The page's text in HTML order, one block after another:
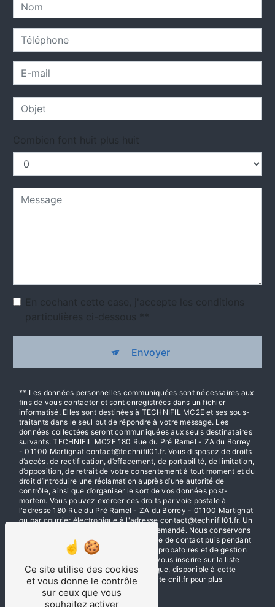
Envoyer
** Les données personnelles communiquées sont nécessaires aux
fins de vous contacter et sont enregistrées dans un fichier
informatisé. Elles sont destinées à TECHNIFIL MC2E et ses sous-
traitants dans le seul but de répondre à votre message. Les
données collectées seront communiquées aux seuls destinataires
suivants: TECHNIFIL MC2E 180 Rue du Pré Ramel - ZA du Borrey
- 01100 Martignat contact@technifil01.fr. Vous disposez de droits
d’accès, de rectification, d’effacement, de portabilité, de limitation,
d’opposition, de retrait de votre consentement à tout moment et du
droit d’introduire une réclamation auprès d’une autorité de
contrôle, ainsi que d’organiser le sort de vos données post-
mortem. Vous pouvez exercer ces droits par voie postale à
l'adresse 180 Rue du Pré Ramel - ZA du Borrey - 01100 Martignat
ou par courrier électronique à l'adresse contact@technifil01.fr. Un
justificatif d'identité pourra vous être demandé. Nous conservons
vos données pendant la période de prise de contact puis pendant
la durée de prescription légale aux fins probatoires et de gestion
des contentieux. Vous avez le droit de vous inscrire sur la liste
d'opposition au démarchage téléphonique, disponible à cette
adresse: Bloctel.gouv.fr. Consultez le site cnil.fr pour plus
d’informations sur vos droits.
Ce site utilise des cookies
et vous donne le contrôle
sur ceux que vous
souhaitez activer